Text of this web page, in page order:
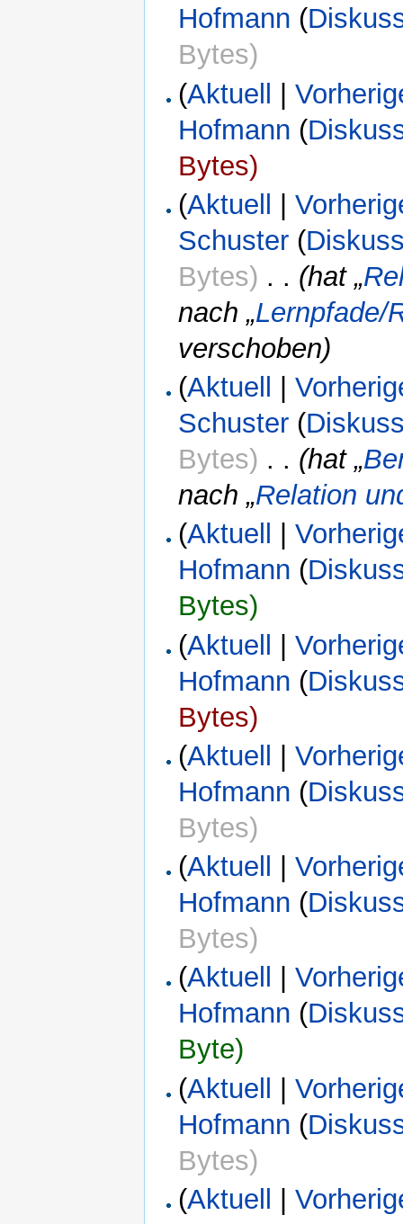
Hofmann (
Bytes)
(Aktuell |
Hofmann (
Bytes)
(Aktuell |
Schuster (
Bytes) . . (hat „
nach „Lernpfade/
verschoben)
(Aktuell |
Schuster (
Bytes) . . (hat „
nach „Relation
(Aktuell |
Hofmann (
Bytes)
(Aktuell |
Hofmann (
Bytes)
(Aktuell |
Hofmann (
Bytes)
(Aktuell |
Hofmann (
Bytes)
(Aktuell |
Hofmann (
Byte)
(Aktuell |
Hofmann (
Bytes)
(Aktuell |